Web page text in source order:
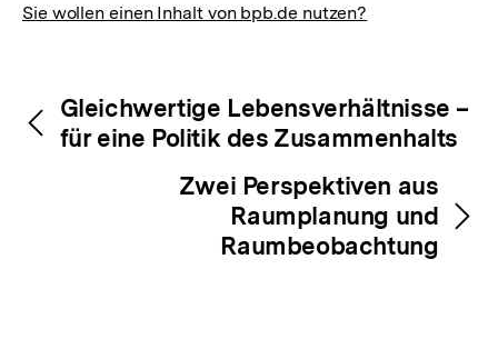
Sie wollen einen Inhalt von bpb.de nutzen?
Inhaltsnavigation
Inhaltsnavigation
Gleichwertige Lebensverhältnisse –
für eine Politik des Zusammenhalts
Zwei Perspektiven aus
Raumplanung und
Raumbeobachtung